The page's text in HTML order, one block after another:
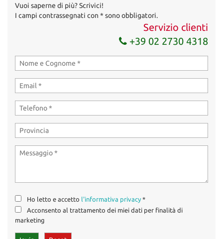
Vuoi saperne di più? Scrivici!
I campi contrassegnati con * sono obbligatori.
Servizio clienti
+39 02 2730 4318
Ho letto e accetto l'informativa privacy *
Acconsento al trattamento dei miei dati per finalità di
marketing